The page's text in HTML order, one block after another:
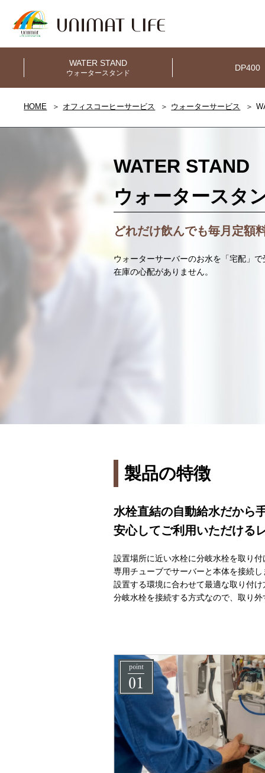
WATER STAND
ウォータースタンド
DP400
HOME オフィスコーヒーサービス ウォーターサービス
WATER STAND
ウォータースタ
どれだけ飲んでも毎月定額
ウォーターサーバーのお水を「宅配」
在庫の心配がありません。
製品の特徴
水栓直結の自動給水だから
安心してご利用いただける
設置場所に近い水栓に分岐水栓を取り付
専用チューブでサーバーと本体を接続し
設置する環境に合わせて最適な取り付
分岐水栓を接続する方式なので、取り